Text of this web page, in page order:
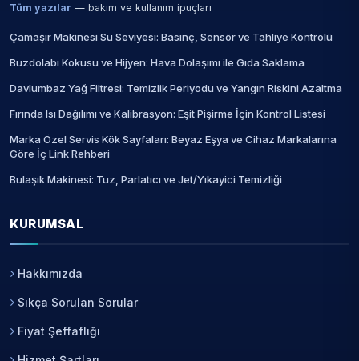
Tüm yazılar — bakım ve kullanım ipuçları
Çamaşır Makinesi Su Seviyesi: Basınç, Sensör ve Tahliye Kontrolü
Buzdolabı Kokusu ve Hijyen: Hava Dolaşımı ile Gıda Saklama
Davlumbaz Yağ Filtresi: Temizlik Periyodu ve Yangın Riskini Azaltma
Fırında Isı Dağılımı ve Kalibrasyon: Eşit Pişirme İçin Kontrol Listesi
Marka Özel Servis Kök Sayfaları: Beyaz Eşya ve Cihaz Markalarına
Göre İç Link Rehberi
Bulaşık Makinesi: Tuz, Parlatıcı ve Jet/Yıkayici Temizliği
KURUMSAL
Hakkımızda
Sıkça Sorulan Sorular
Fiyat Şeffaflığı